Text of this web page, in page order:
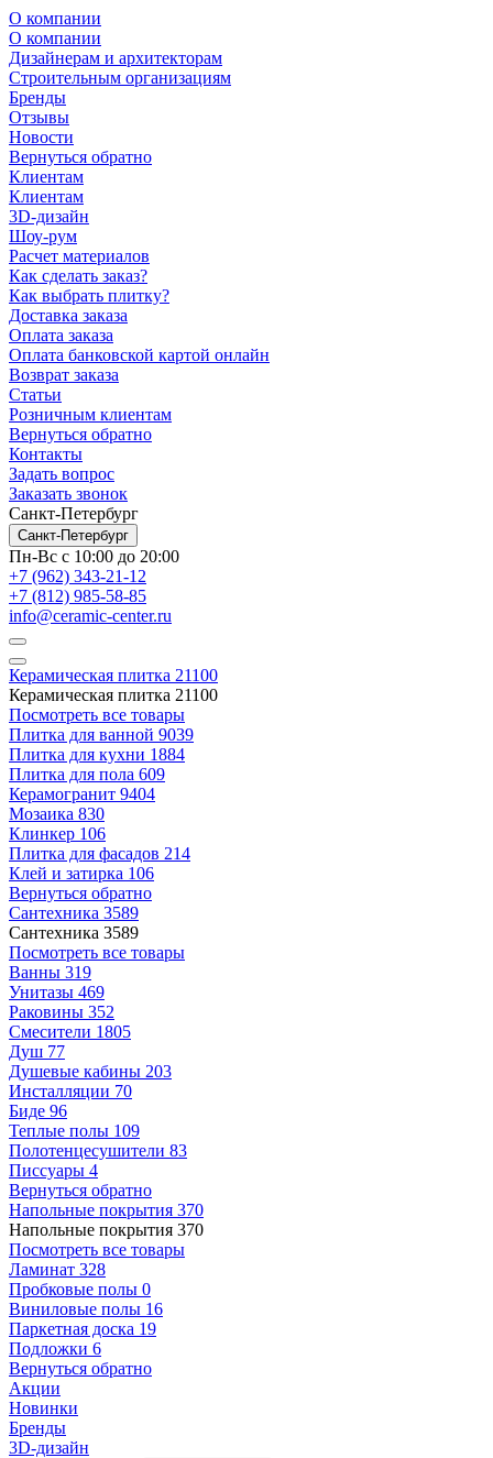
О компании
О компании
Дизайнерам и архитекторам
Строительным организациям
Бренды
Отзывы
Новости
Вернуться обратно
Клиентам
Клиентам
3D-дизайн
Шоу-рум
Расчет материалов
Как сделать заказ?
Как выбрать плитку?
Доставка заказа
Оплата заказа
Оплата банковской картой онлайн
Возврат заказа
Статьи
Розничным клиентам
Вернуться обратно
Контакты
Задать вопрос
Заказать звонок
Санкт-Петербург
Санкт-Петербург
Пн-Вс с 10:00 до 20:00
+7 (962) 343-21-12
+7 (812) 985-58-85
info@ceramic-center.ru
Керамическая плитка 21100
Керамическая плитка 21100
Посмотреть все товары
Плитка для ванной 9039
Плитка для кухни 1884
Плитка для пола 609
Керамогранит 9404
Мозаика 830
Клинкер 106
Плитка для фасадов 214
Клей и затирка 106
Вернуться обратно
Сантехника 3589
Сантехника 3589
Посмотреть все товары
Ванны 319
Унитазы 469
Раковины 352
Смесители 1805
Душ 77
Душевые кабины 203
Инсталляции 70
Биде 96
Теплые полы 109
Полотенцесушители 83
Писсуары 4
Вернуться обратно
Напольные покрытия 370
Напольные покрытия 370
Посмотреть все товары
Ламинат 328
Пробковые полы 0
Виниловые полы 16
Паркетная доска 19
Подложки 6
Вернуться обратно
Акции
Новинки
Бренды
3D-дизайн